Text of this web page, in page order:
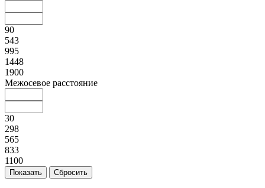
90
543
995
1448
1900
Межосевое расстояние
30
298
565
833
1100